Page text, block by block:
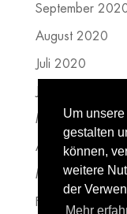
September
August 2020
Juli 2020
Mai 2020
April 2020
März 2020
Februar 2020
Um
gestalten
können,
weitere
der
Mehr